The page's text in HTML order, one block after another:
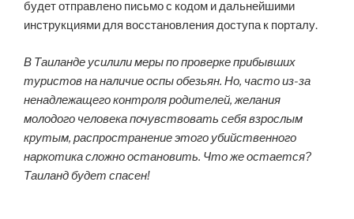
будет отправлено письмо с кодом и дальнейшими
инструкциями для восстановления доступа к порталу.
В Таиланде усилили меры по проверке прибывших
туристов на наличие оспы обезьян. Но, часто из-за
ненадлежащего контроля родителей, желания
молодого человека почувствовать себя взрослым
крутым, распространение этого убийственного
наркотика сложно остановить. Что же остается?
Таиланд будет спасен!